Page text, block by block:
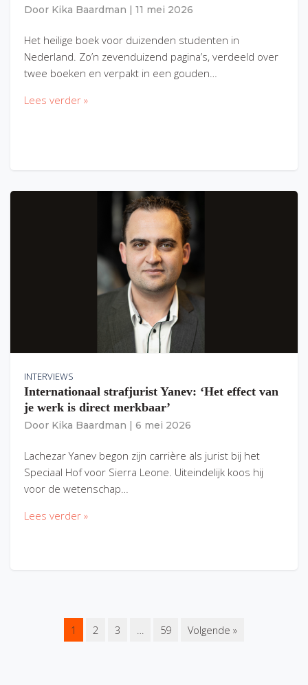
Door Kika Baardman 11 mei 2026
Het heilige boek voor duizenden studenten in
Nederland. Zo’n zevenduizend pagina’s, verdeeld over
twee boeken en verpakt in een gouden…
Lees verder »
INTERVIEWS
Internationaal strafjurist Yanev: ‘Het effect van
je werk is direct merkbaar’
Door Kika Baardman 6 mei 2026
Lachezar Yanev begon zijn carrière als jurist bij het
Speciaal Hof voor Sierra Leone. Uiteindelijk koos hij
voor de wetenschap…
Lees verder »
1 2 3 … 59 Volgende »